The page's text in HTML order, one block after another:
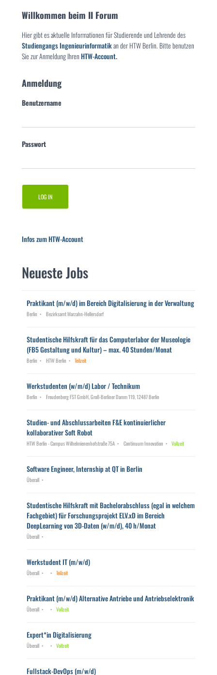
Willkommen beim II Forum
Hier gibt es aktuelle Informationen für Studierende und Lehrende des
Studiengangs Ingenieurinformatikan der HTW Berlin. Bitte benutzen
Sie zur Anmeldung IhrenHTW-Account.
Anmeldung
Benutzername
Passwort
Infos zum HTW-Account
Neueste Jobs
Praktikant (m/w/d) im Bereich Digitalisierung in der Verwaltung
Berlin Bezirksamt Marzahn-Hellersdorf
Studentische Hilfskraft für das Computerlabor der Museologie
(FB5 Gestaltung und Kultur) – max. 40 Stunden/Monat
Berlin HTW Berlin Teilzeit
Werkstudenten (w/m/d) Labor / Technikum
Berlin Freudenberg FST GmbH, Groß-Berliner Damm 119, 12487 Berlin
Studien- und Abschlussarbeiten F&E kontinuierlicher
kollaborativer Soft Robot
HTW Berlin - Campus Wilhelmienenhofstraße 75A Continuum Innovation Vollzeit
Software Engineer, Internship at QT in Berlin
Überall
Studentische Hilfskraft mit Bachelorabschluss (egal in welchem
Fachgebiet) für Forschungsprojekt ELV.xD im Bereich
DeepLearning von 3D-Daten (w/m/d), 40 h/Monat
Überall
Werkstudent IT (m/w/d)
Überall Teilzeit
Praktikant (m/w/d) Alternative Antriebe und Antriebselektronik
Überall Vollzeit
Expert*in Digitalisierung
Überall Vollzeit
Fullstack-DevOps (m/w/d)